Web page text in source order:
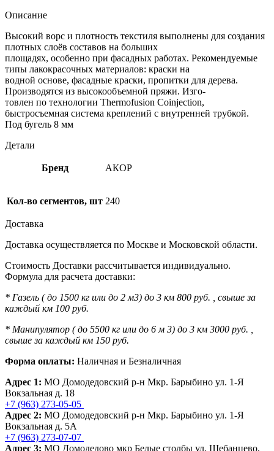
Описание
Высокий ворс и плотность текстиля выполнены для создания
плотных слоёв составов на больших
площадях, особенно при фасадных работах. Рекомендуемые
типы лакокрасочных материалов: краски на
водной основе, фасадные краски, пропитки для дерева.
Производятся из высокообъемной пряжи. Изго-
товлен по технологии Thermofusion Coinjection,
быстросъемная система креплений с внутренней трубкой.
Под бугель 8 мм
Детали
Бренд АКОР
Кол-во сегментов, шт 240
Доставка
Доставка осуществляется по Москве и Московской области.
Стоимость Доставки рассчитывается индивидуально.
Формула для расчета доставки:
* Газель ( до 1500 кг или до 2 м3) до 3 км 800 руб. , свыше за
каждый км 100 руб.
* Манипулятор ( до 5500 кг или до 6 м 3) до 3 км 3000 руб. ,
свыше за каждый км 150 руб.
Форма оплаты: Наличная и Безналичная
Адрес 1: МО Домодедовский р-н Мкр. Барыбино ул. 1-Я
Вокзальная д. 18
+7 (963) 273-05-05
Адрес 2: МО Домодедовский р-н Мкр. Барыбино ул. 1-Я
Вокзальная д. 5А
+7 (963) 273-07-07
Адрес 3: МО Домодедово мкр Белые столбы ул. Щебанцево,